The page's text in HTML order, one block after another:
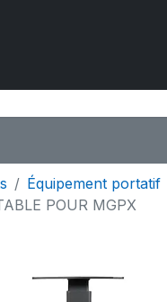
Équipement portatif
POUR MGPX